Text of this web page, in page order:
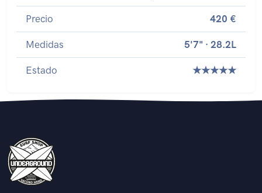
Precio 420 €
Medidas 5'7" · 28.2L
Estado ★★★★★